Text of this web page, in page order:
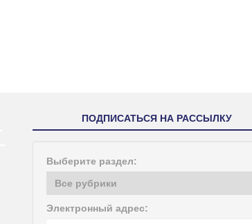
ПОДПИСАТЬСЯ НА РАССЫЛКУ
Выберите раздел:
Электронный адрес: